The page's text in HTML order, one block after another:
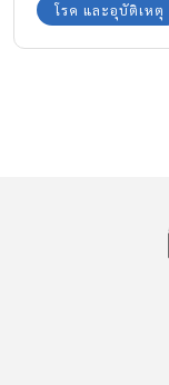
โรค และอุบัติเหตุ